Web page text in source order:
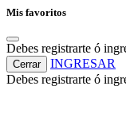
Mis favoritos
Debes registrarte ó
Cerrar
INGRESAR
Debes registrarte ó